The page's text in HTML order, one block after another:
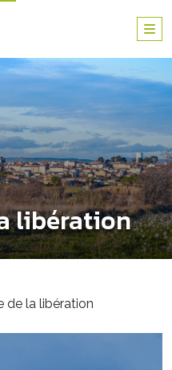
libération
de la libération